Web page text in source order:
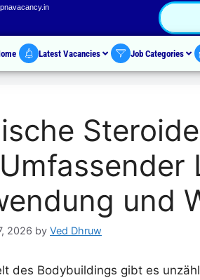
Latest Vacancies Job Categories
und
2026 by Ved Dhruw
des Bodybuildings gibt es